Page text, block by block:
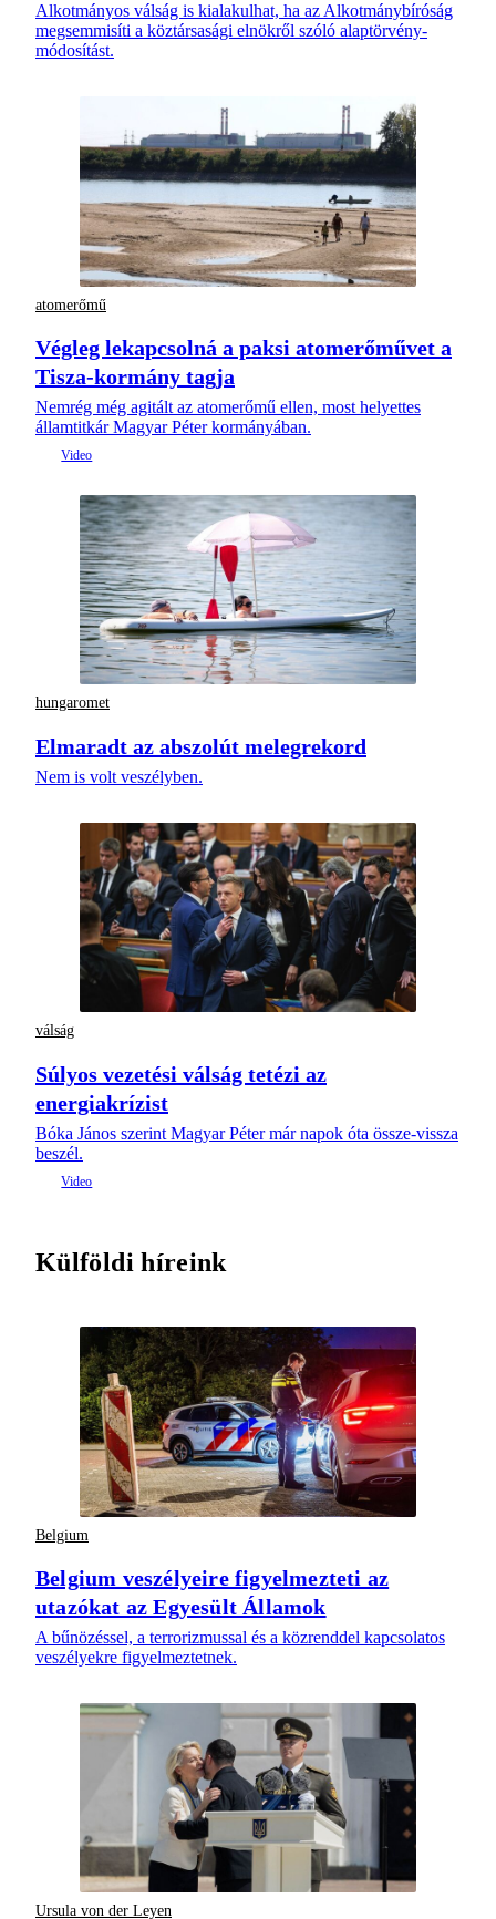
Alkotmányos válság is kialakulhat, ha az Alkotmánybíróság
megsemmisíti a köztársasági elnökről szóló alaptörvény-
módosítást.
atomerőmű
Végleg lekapcsolná a paksi atomerőművet a
Tisza-kormány tagja
Nemrég még agitált az atomerőmű ellen, most helyettes
államtitkár Magyar Péter kormányában.
hungaromet
Elmaradt az abszolút melegrekord
Nem is volt veszélyben.
válság
Súlyos vezetési válság tetézi az
energiakrízist
Bóka János szerint Magyar Péter már napok óta össze-vissza
beszél.
Külföldi híreink
Belgium
Belgium veszélyeire figyelmezteti az
utazókat az Egyesült Államok
A bűnözéssel, a terrorizmussal és a közrenddel kapcsolatos
veszélyekre figyelmeztetnek.
Ursula von der Leyen